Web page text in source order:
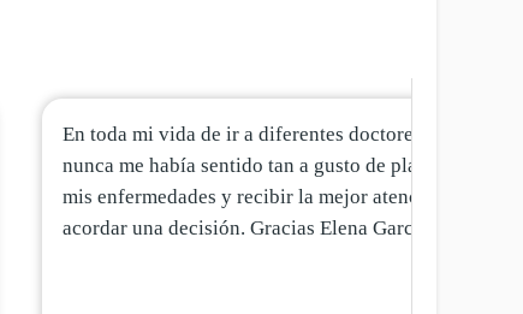
En toda mi vida de ir a diferentes doctores
nunca me había sentido tan a gusto de platicar
mis enfermedades y recibir la mejor atención y
acordar una decisión. Gracias Elena Garcia.